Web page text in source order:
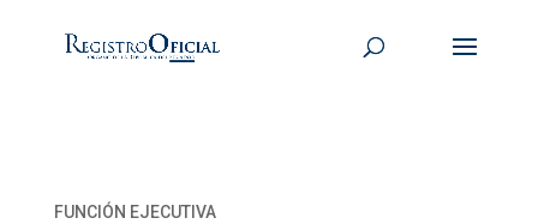
FUNCIÓN EJECUTIVA